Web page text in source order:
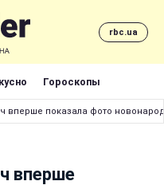
rbc.ua
Гороскопы
вперше показала фото
вперше